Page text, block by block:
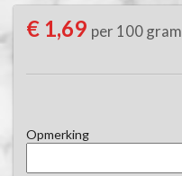
€ 1,69 per 100 gram
Opmerking